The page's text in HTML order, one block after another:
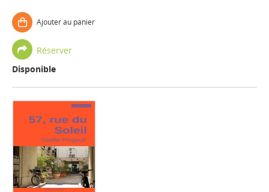
Ajouter au panier
Réserver
Disponible